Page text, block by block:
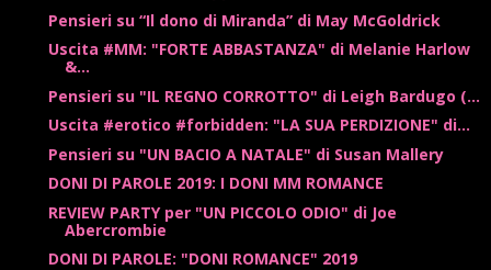
Pensieri su “Il dono di Miranda” di May McGoldrick
Uscita #MM: "FORTE ABBASTANZA" di Melanie Harlow
&...
Pensieri su "IL REGNO CORROTTO" di Leigh Bardugo (...
Uscita #erotico #forbidden: "LA SUA PERDIZIONE" di...
Pensieri su "UN BACIO A NATALE" di Susan Mallery
DONI DI PAROLE 2019: I DONI MM ROMANCE
REVIEW PARTY per "UN PICCOLO ODIO" di Joe
Abercrombie
DONI DI PAROLE: "DONI ROMANCE" 2019